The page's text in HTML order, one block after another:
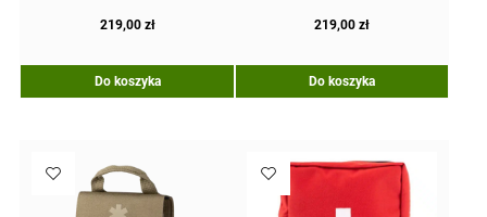
219,00 zł
Do koszyka
219,00 zł
Do koszyka